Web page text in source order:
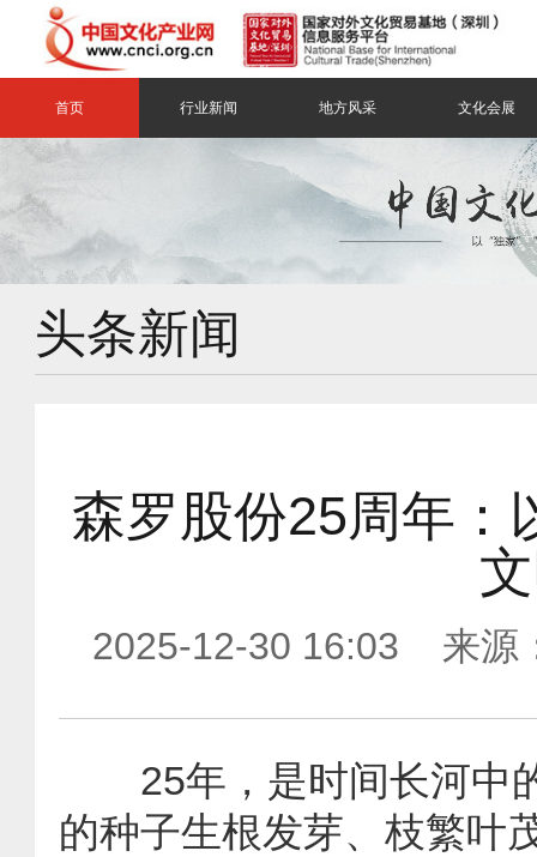
首页 行业新闻 地方风采 文化会展
头条新闻
森罗股份25周年：
2025-12-30 16:03 来源
25年，是时间长河中
的种子生根发芽、枝繁叶